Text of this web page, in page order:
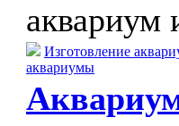
аквариум
Изготовление
аквариумы